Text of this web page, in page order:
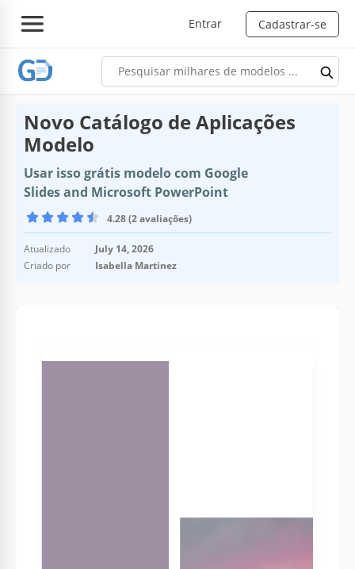
Entrar Cadastrar-se
Novo Catálogo de Aplicações
Modelo
Usar isso grátis modelo com Google
Slides and Microsoft PowerPoint
4.28 (2 avaliações)
Atualizado
July 14, 2026
Criado por
Isabella Martinez